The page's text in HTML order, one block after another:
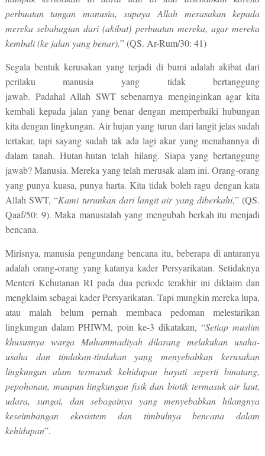
perbuatan tangan manusia, supaya Allah merasakan kepada
mereka sebahagian dari (akibat) perbuatan mereka, agar mereka
kembali (ke jalan yang benar).” (QS. Ar-Rum/30: 41)
Segala bentuk kerusakan yang terjadi di bumi adalah akibat dari
perilaku manusia yang tidak bertanggung
jawab. Padahal AllahSWT sebenarnya menginginkan agar kita
kembali kepada jalan yang benar dengan memperbaiki hubungan
kita dengan lingkungan. Air hujan yang turun dari langit jelas sudah
tertakar, tapi sayang sudah tak ada lagi akar yang menahannya di
dalam tanah. Hutan-hutan telah hilang. Siapa yang bertanggung
jawab? Manusia. Mereka yang telah merusak alam ini. Orang-orang
yang punya kuasa, punya harta. Kita tidak boleh ragu dengan kata
Allah SWT, “Kami turunkan dari langit air yang diberkahi,” (QS.
Qaaf/50: 9). Maka manusialah yang mengubah berkah itu menjadi
bencana.
Mirisnya, manusia pengundang bencana itu, beberapa di antaranya
adalah orang-orang yang katanya kader Persyarikatan. Setidaknya
Menteri Kehutanan RI pada dua periode terakhir ini diklaim dan
mengklaim sebagai kader Persyarikatan. Tapi mungkin mereka lupa,
atau malah belum pernah membaca pedoman melestarikan
lingkungan dalam PHIWM, poin ke-3 dikatakan, “Setiap muslim
khususnya warga Muhammadiyah dilarang melakukan usaha-
usaha dan tindakan-tindakan yang menyebabkan kerusakan
lingkungan alam termasuk kehidupan hayati seperti binatang,
pepohonan, maupun lingkungan fisik dan biotik termasuk air laut,
udara, sungai, dan sebagainya yang menyebabkan hilangnya
keseimbangan ekosistem dan timbulnya bencana dalam
kehidupan”.